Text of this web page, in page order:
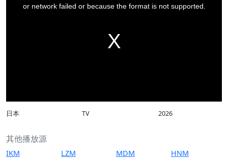
日本 TV 2026
其他播放源
IKM LZM MDM
HNM